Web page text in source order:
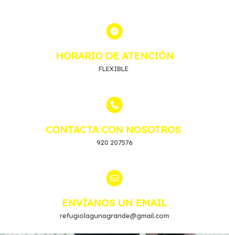
HORARIO DE ATENCIÓN
FLEXIBLE
CONTACTA CON NOSOTROS
920 207576
ENVÍANOS UN EMAIL
refugiolagunagrande@gmail.com